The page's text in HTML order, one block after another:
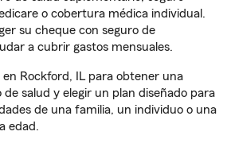
o cobertura médica individual.
su cheque con seguro de
a cubrir gastos mensuales.
Rockford, IL para obtener una
salud y elegir un plan diseñado para
de una familia, un individuo o una
edad.